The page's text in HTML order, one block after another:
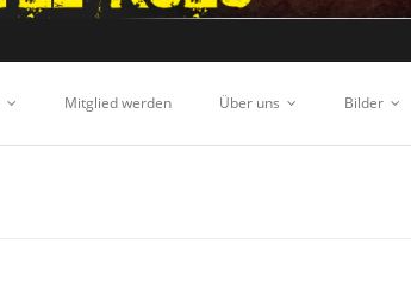
Mitglied werden Über uns Bilder